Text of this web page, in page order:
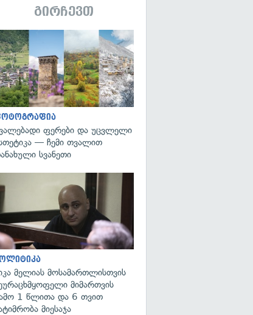
გირჩევთ
ფერები და უცვლელი
— ჩემი თვალით
სვანეთი
მელიას მოსამართლისთვის
მიმართვის
1 წლითა და 6 თვით
მიესაჯა